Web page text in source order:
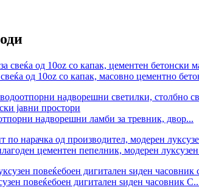
од 10oz со капак, масовно цементно
надворешни ламби за тревник, двор...
цементен пепелник, модерен
повеќебоен дигитален ѕиден часовник